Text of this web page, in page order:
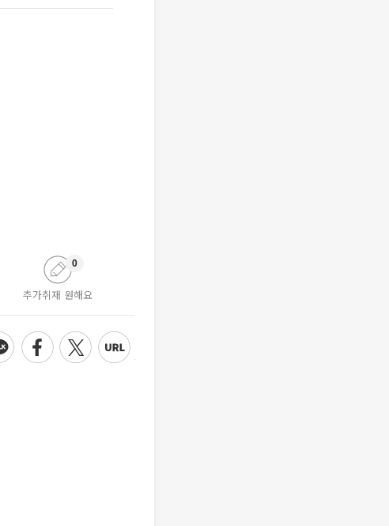
추가취재 원해요
0